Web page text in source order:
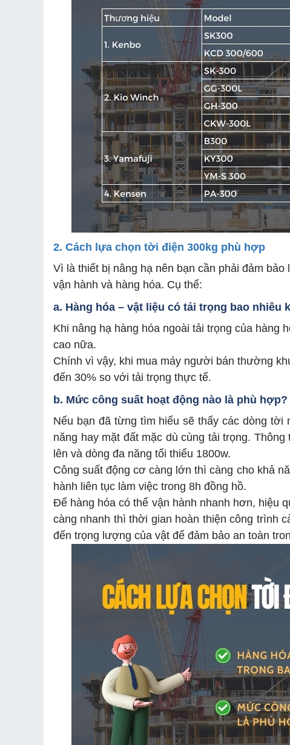
2. Cách lựa chọn tời điện 300kg phù hợp
Vì là thiết bị nâng hạ nên bạn cần phải đảm
vận hành và hàng hóa. Cụ thể:
a. Hàng hóa – vật liệu có tải trọng bao nhiêu
Khi nâng hạ hàng hóa ngoài tải trọng của hàng
cao nữa.
Chính vì vậy, khi mua máy người bán thường
đến 30% so với tải trọng thực tế.
b. Mức công suất hoạt động nào là phù hợp?
Nếu bạn đã từng tìm hiểu sẽ thấy các dòng
năng hay mặt đất mặc dù cùng tải trọng.
lên và dòng đa năng tối thiểu 1800w.
Công suất động cơ càng lớn thì càng cho khả
hành liên tục làm việc trong 8h đồng hồ.
Để hàng hóa có thể vận hành nhanh hơn, hiệu
càng nhanh thì thời gian hoàn thiện công trình
đến trọng lượng của vật để đảm bảo an toàn